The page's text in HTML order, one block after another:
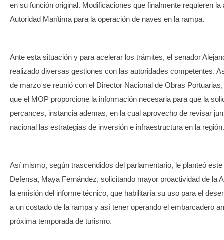
en su función original. Modificaciones que finalmente requieren la
Autoridad Marítima para la operación de naves en la rampa.
Ante esta situación y para acelerar los trámites, el senador
realizado diversas gestiones con las autoridades competentes.
de marzo se reunió con el Director Nacional de Obras
que el MOP proporcione la información necesaria para que la
percances, instancia ademas, en la cual aprovecho de revisar
nacional las estrategias de inversión e infraestructura en la región.
Así mismo, según trascendidos del parlamentario, le planteó
Defensa, Maya Fernández, solicitando mayor proactividad de la
la emisión del informe técnico, que habilitaría su uso para el
a un costado de la rampa y así tener operando el embarcadero
próxima temporada de turismo.